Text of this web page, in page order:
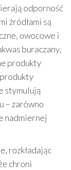
odporność
źródłami są
owocowe i
buraczany,
produkty
stymulują
– zarówno
nadmiernej
rozkładając
chroni